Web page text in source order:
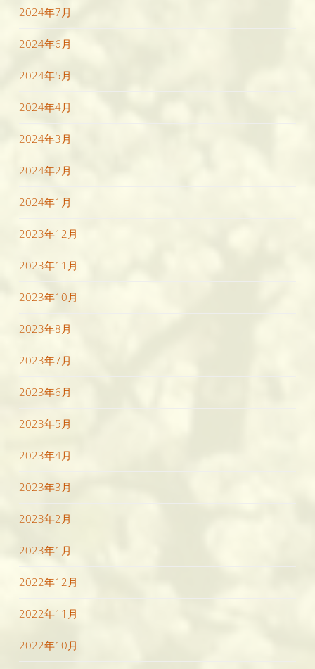
2024年7月
2024年6月
2024年5月
2024年4月
2024年3月
2024年2月
2024年1月
2023年12月
2023年11月
2023年10月
2023年8月
2023年7月
2023年6月
2023年5月
2023年4月
2023年3月
2023年2月
2023年1月
2022年12月
2022年11月
2022年10月